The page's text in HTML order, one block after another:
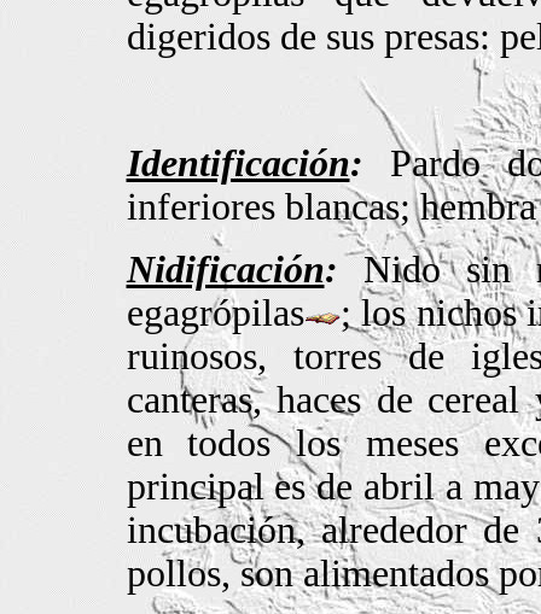
digeridos de sus presas:
Identificación: Pardo
inferiores blancas;
Nidificación: Nido sin
egagrópilas
; los nichos
ruinosos, torres de
canteras, haces de
en todos los meses
principal es de abril a
incubación, alrededor
pollos, son alimentados